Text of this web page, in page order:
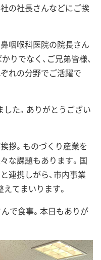
の社長さんなどにご挨
咽喉科医院の院長さん
りでなく、ご兄弟皆様、
れの分野でご活躍で
た。ありがとうござい
拶。ものづくり産業を
な課題もあります。国
連携しがら、市内事業
てまいります。
んで食事。本日もありが